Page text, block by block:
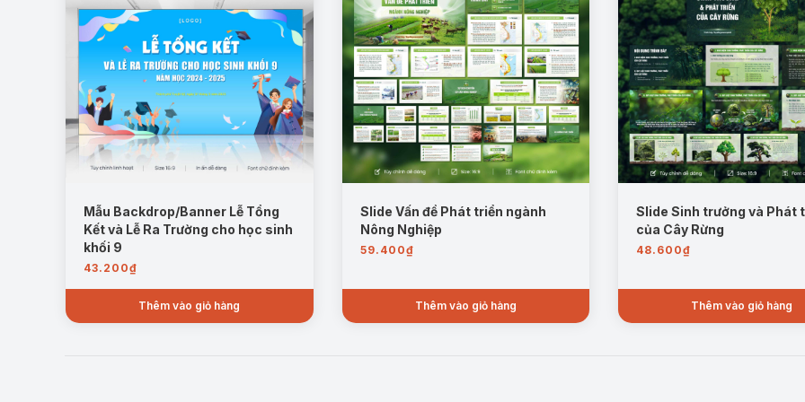
Mẫu Backdrop/Banner Lễ Tổng
Kết và Lễ Ra Trường cho học sinh
khối 9
43.200₫
Thêm vào giỏ hàng
Slide Vấn đề Phát triển ngành
Nông Nghiệp
59.400₫
Thêm vào giỏ hàng
Slide Sinh trưởng và Phát
của Cây Rừng
48.600₫
Thêm vào giỏ hàng